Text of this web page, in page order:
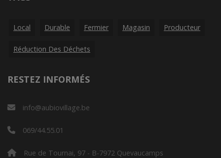
Local Durable Fermier Magasin Producteur
Réduction Des Déchets
RESTEZ INFORMÉS
info@aubiovillage.be
069/44.55.01
Rue de Tournai, 97 - B-7972 Quevaucamps